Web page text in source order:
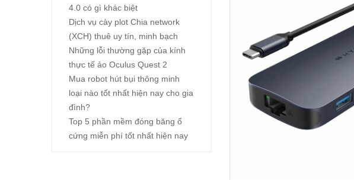
4.0 có gì khác biệt
Dịch vụ cày plot Chia network
(XCH) thuê uy tín, minh bạch
Những lỗi thường gặp của kính
thực tế ảo Oculus Quest 2
Mua robot hút bụi thông minh
loại nào tốt nhất hiện nay cho gia
đình?
Top 5 phần mềm đóng băng ổ
cứng miễn phí tốt nhất hiện nay